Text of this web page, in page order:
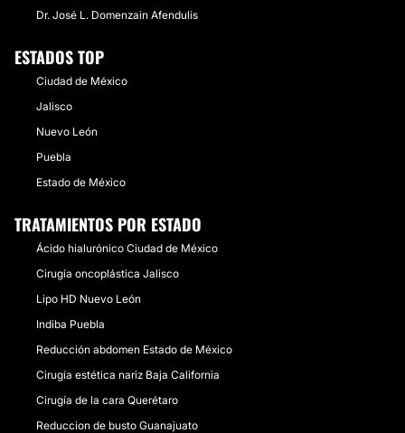
Dr. José L. Domenzain Afendulis
ESTADOS TOP
Ciudad de México
Jalisco
Nuevo León
Puebla
Estado de México
TRATAMIENTOS POR ESTADO
Ácido hialurónico Ciudad de México
Cirugía oncoplástica Jalisco
Lipo HD Nuevo León
Indiba Puebla
Reducción abdomen Estado de México
Cirugía estética nariz Baja California
Cirugía de la cara Querétaro
Reduccion de busto Guanajuato